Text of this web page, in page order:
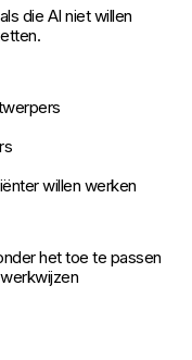
die AI niet willen
willen werken
het toe te passen